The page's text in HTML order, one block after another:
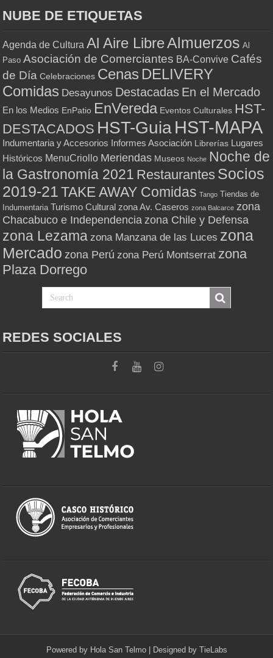
NUBE DE ETIQUETAS
Agenda de Cultura Al Aire LibreAlmuerzos Al
Paso Asociación de Comerciantes BA-Convive Cafés
de Día Celebraciones Cenas DELIVERY
Comidas Desayunos Destacadas En el Mercado
En los Medios EnPatio EnVereda Eventos Culturales HST-
DESTACADOS HST-GuiaHST-MAPA
Indumentaria y Accesorios Informes Asociación Librerías Lugares
Históricos MenuCriollo Meriendas Museos Noche Noche de
la Gastronomía 2021 Restaurantes Socios
2019-21 TAKE AWAY Comidas Tango Tiendas de
Indumentaria Turismo Cultural zona Av. Caseros zona Balcarce zona
Chacabuco e Independencia zona Chile y Defensa
zona Lezama zona Manzana de las Luces zona
Mercado zona Perú zona Perú Montserrat zona
Plaza Dorrego
REDES SOCIALES
Powered by Hola San Telmo| Designed by TieLabs